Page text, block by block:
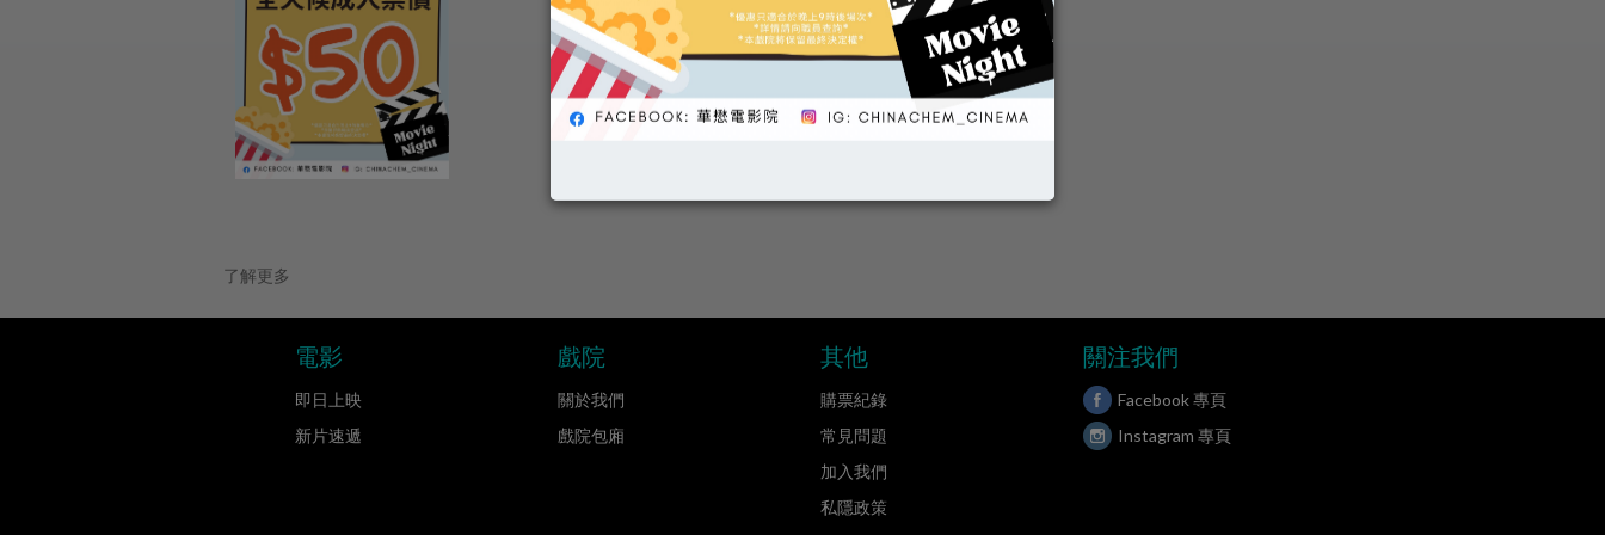
了解更多
電影
即日上映
新片速遞
戲院
關於我們
戲院包廂
其他
購票紀錄
常見問題
加入我們
私隱政策
關注我們
Facebook 專頁
Instagram 專頁